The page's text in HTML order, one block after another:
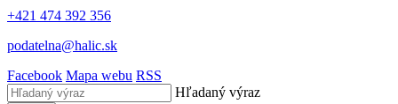
+421 474 392 356
podatelna@halic.sk
Facebook Mapa webu RSS
Hľadaný výraz